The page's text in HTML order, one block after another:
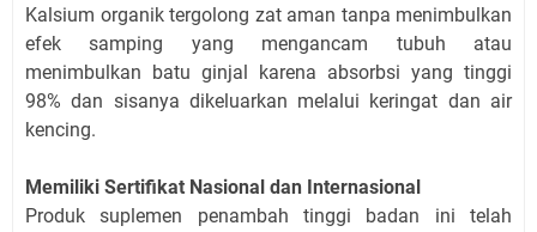
Kalsium organik tergolong zat aman tanpa menimbulkan
efek samping yang mengancam tubuh atau
menimbulkan batu ginjal karena absorbsi yang tinggi
98% dan sisanya dikeluarkan melalui keringat dan air
kencing.
Memiliki Sertifikat Nasional dan Internasional
Produk suplemen penambah tinggi badan ini telah